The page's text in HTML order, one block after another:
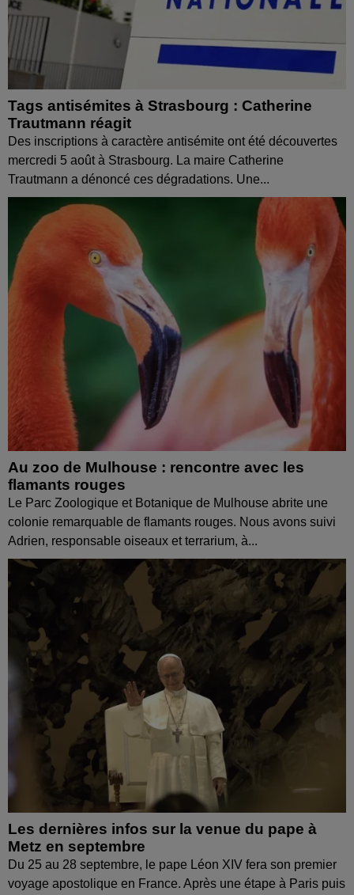
Tags antisémites à Strasbourg : Catherine
Trautmann réagit
Des inscriptions à caractère antisémite ont été découvertes
mercredi 5 août à Strasbourg. La maire Catherine
Trautmann a dénoncé ces dégradations. Une...
Au zoo de Mulhouse : rencontre avec les
flamants rouges
Le Parc Zoologique et Botanique de Mulhouse abrite une
colonie remarquable de flamants rouges. Nous avons suivi
Adrien, responsable oiseaux et terrarium, à...
Les dernières infos sur la venue du pape à
Metz en septembre
Du 25 au 28 septembre, le pape Léon XIV fera son premier
voyage apostolique en France. Après une étape à Paris puis